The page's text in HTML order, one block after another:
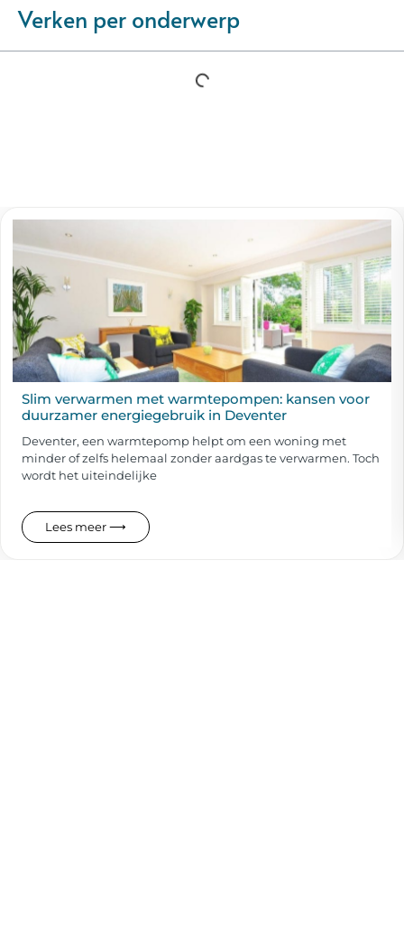
Verken per onderwerp
Slim verwarmen met warmtepompen: kansen voor
duurzamer energiegebruik in Deventer
Deventer, een warmtepomp helpt om een woning met
minder of zelfs helemaal zonder aardgas te verwarmen. Toch
wordt het uiteindelijke
Lees meer ⟶